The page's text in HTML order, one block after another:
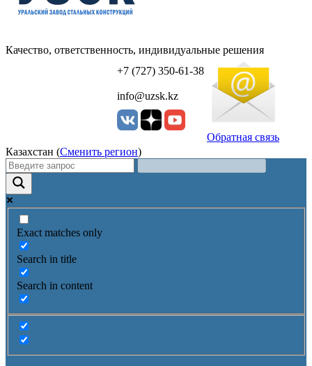
УЗСК Казахстан
Качество, ответственность, индивидуальные решения
+7 (727) 350-61-38
info@uzsk.kz
Обратная связь
Казахстан (Сменить регион)
Exact matches only
Search in title
Search in content